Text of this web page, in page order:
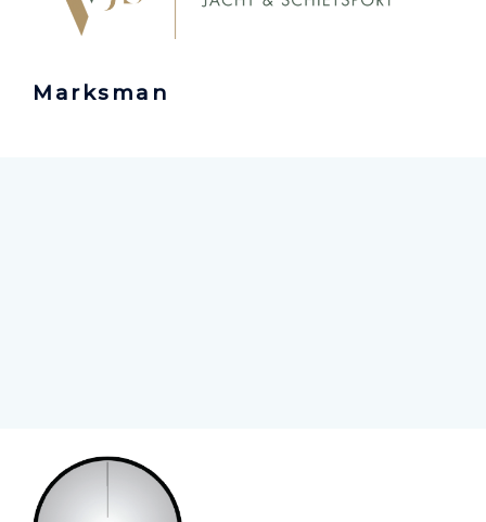
Marksman